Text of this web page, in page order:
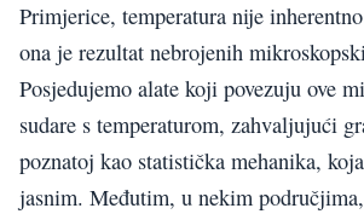
Primjerice, temperatura nije
ona je rezultat nebrojenih
Posjedujemo alate koji povezuju ove
sudare s temperaturom, zahvaljujući
poznatoj kao statistička mehanika,
jasnim. Međutim, u nekim